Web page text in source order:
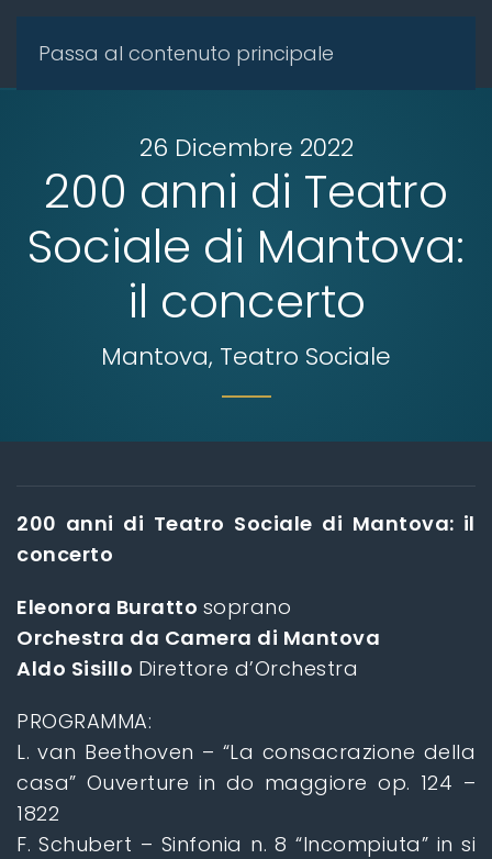
Passa al contenuto principale
26 Dicembre 2022
200 anni di Teatro
Sociale di Mantova:
il concerto
Mantova, Teatro Sociale
200 anni di Teatro Sociale di Mantova: il
concerto
Eleonora Buratto soprano
Orchestra da Camera di Mantova
Aldo Sisillo Direttore d’Orchestra
PROGRAMMA:
L. van Beethoven – “La consacrazione della
casa” Ouverture in do maggiore op. 124 –
1822
F. Schubert – Sinfonia n. 8 “Incompiuta” in si